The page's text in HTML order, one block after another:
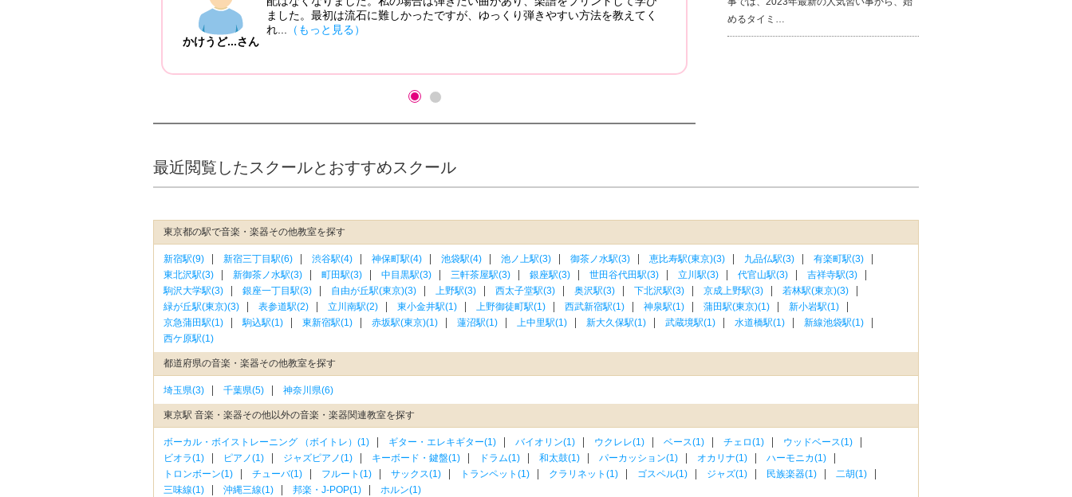
かけうど...さん
ました。最初は流石に難しかったですが、ゆっくり弾きやすい方法を教えてく
れ...
（もっと見る）
めるタイミ…
最近閲覧したスクールとおすすめスクール
東京都の駅で音楽・楽器その他教室を探す
新宿駅(9) 新宿三丁目駅(6) 渋谷駅(4) 神保町駅(4) 池袋駅(4) 池ノ上駅(3) 御茶ノ水駅(3) 恵比寿駅(東京)(3) 九品仏駅(3)
有楽町駅(3)
東北沢駅(3)
新御茶ノ水駅(3) 町田駅(3) 中目黒駅(3) 三軒茶屋駅(3) 銀座駅(3) 世田谷代田駅(3) 立川駅(3) 代官山駅(3)
吉祥寺駅(3)
駒沢大学駅(3)
銀座一丁目駅(3) 自由が丘駅(東京)(3) 上野駅(3) 西太子堂駅(3) 奥沢駅(3) 下北沢駅(3) 京成上野駅(3)
若林駅(東京)(3)
緑が丘駅(東京)(3)
表参道駅(2) 立川南駅(2) 東小金井駅(1) 上野御徒町駅(1) 西武新宿駅(1) 神泉駅(1) 蒲田駅(東京)(1)
新小岩駅(1)
京急蒲田駅(1)
駒込駅(1) 東新宿駅(1) 赤坂駅(東京)(1) 蓮沼駅(1) 上中里駅(1) 新大久保駅(1) 武蔵境駅(1) 水道橋駅(1)
新線池袋駅(1)
西ケ原駅(1)
都道府県の音楽・楽器その他教室を探す
埼玉県(3) 千葉県(5) 神奈川県(6)
東京駅 音楽・楽器その他以外の音楽・楽器関連教室を探す
ボーカル・ボイストレーニング （ボイトレ）(1) ギター・エレキギター(1) バイオリン(1) ウクレレ(1) ベース(1) チェロ(1)
ウッドベース(1)
ビオラ(1)
ピアノ(1) ジャズピアノ(1) キーボード・鍵盤(1) ドラム(1) 和太鼓(1) パーカッション(1) オカリナ(1)
ハーモニカ(1)
トロンボーン(1)
チューバ(1) フルート(1) サックス(1) トランペット(1) クラリネット(1) ゴスペル(1) ジャズ(1) 民族楽器(1)
二胡(1)
三味線(1)
沖縄三線(1) 邦楽・J-POP(1) ホルン(1)